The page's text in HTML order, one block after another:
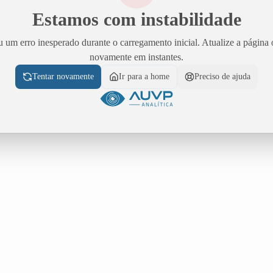
Estamos com instabilidade
um erro inesperado durante o carregamento inicial. Atualize a página
novamente em instantes.
Tentar novamente Ir para a home Preciso de ajuda